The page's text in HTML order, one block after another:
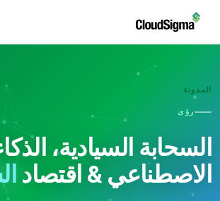
المدونة
رؤى
السحابة السيادية،
الاصطناعي & اقتصاد